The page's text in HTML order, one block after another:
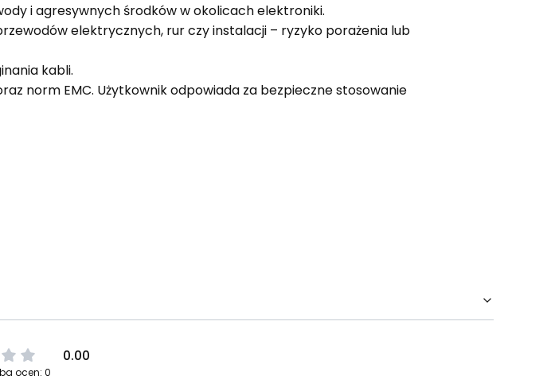
i agresywnych środków w okolicach elektroniki.
elektrycznych, rur czy instalacji – ryzyko porażenia lub
kabli.
norm EMC. Użytkownik odpowiada za bezpieczne stosowanie
0.00
ocen: 0